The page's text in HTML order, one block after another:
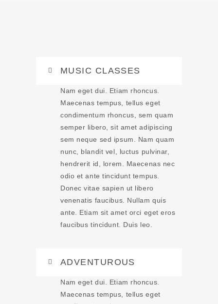
MUSIC CLASSES
Nam eget dui. Etiam rhoncus.
Maecenas tempus, tellus eget
condimentum rhoncus, sem quam
semper libero, sit amet adipiscing
sem neque sed ipsum. Nam quam
nunc, blandit vel, luctus pulvinar,
hendrerit id, lorem. Maecenas nec
odio et ante tincidunt tempus.
Donec vitae sapien ut libero
venenatis faucibus. Nullam quis
ante. Etiam sit amet orci eget eros
faucibus tincidunt. Duis leo.
ADVENTUROUS
Nam eget dui. Etiam rhoncus.
Maecenas tempus, tellus eget